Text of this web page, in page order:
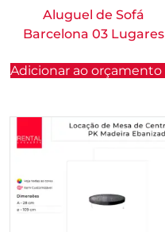
Aluguel de Sofá
Barcelona 03 Lugares
Adicionar ao orçamento